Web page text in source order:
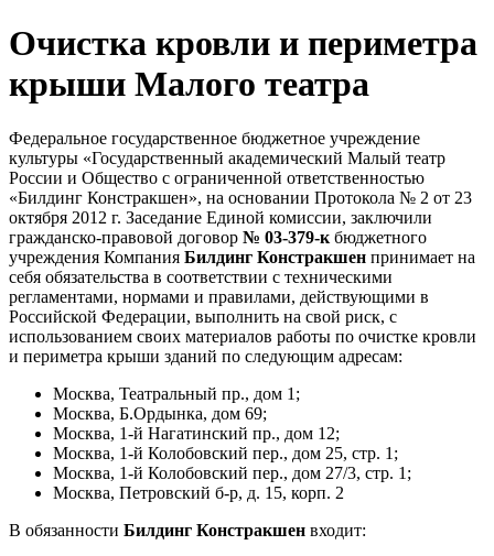
Очистка кровли и периметра
крыши Малого театра
Федеральное государственное бюджетное учреждение
культуры «Государственный академический Малый театр
России и Общество с ограниченной ответственностью
«Билдинг Констракшен», на основании Протокола № 2 от 23
октября 2012 г. Заседание Единой комиссии, заключили
гражданско-правовой договор № 03-379-к бюджетного
учреждения Компания Билдинг Констракшен принимает на
себя обязательства в соответствии с техническими
регламентами, нормами и правилами, действующими в
Российской Федерации, выполнить на свой риск, с
использованием своих материалов работы по очистке кровли
и периметра крыши зданий по следующим адресам:
Москва, Театральный пр., дом 1;
Москва, Б.Ордынка, дом 69;
Москва, 1-й Нагатинский пр., дом 12;
Москва, 1-й Колобовский пер., дом 25, стр. 1;
Москва, 1-й Колобовский пер., дом 27/3, стр. 1;
Москва, Петровский б-р, д. 15, корп. 2
В обязанности Билдинг Констракшен входит: